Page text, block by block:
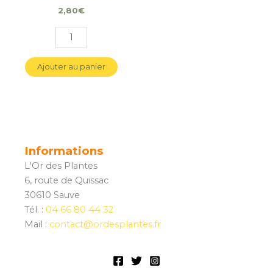
2,80€
Ajouter au panier
Informations
L'Or des Plantes
6, route de Quissac
30610 Sauve
Tél. : 04 66 80 44 32
Mail : contact@ordesplantes.fr